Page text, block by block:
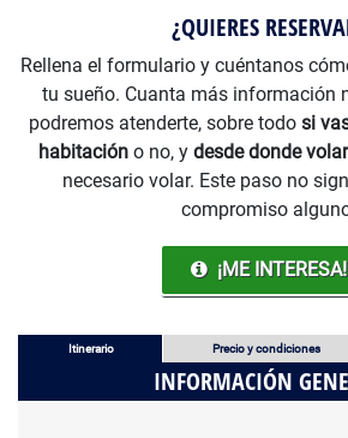
¿QUIERES
Rellena el formulario y cuéntanos
tu sueño. Cuanta más información
podremos atenderte, sobre todo si
habitación o no, y desde donde
necesario volar. Este paso no
compromiso
¡ME INTERESA!
Itinerario Precio y condiciones
INFORMACIÓN